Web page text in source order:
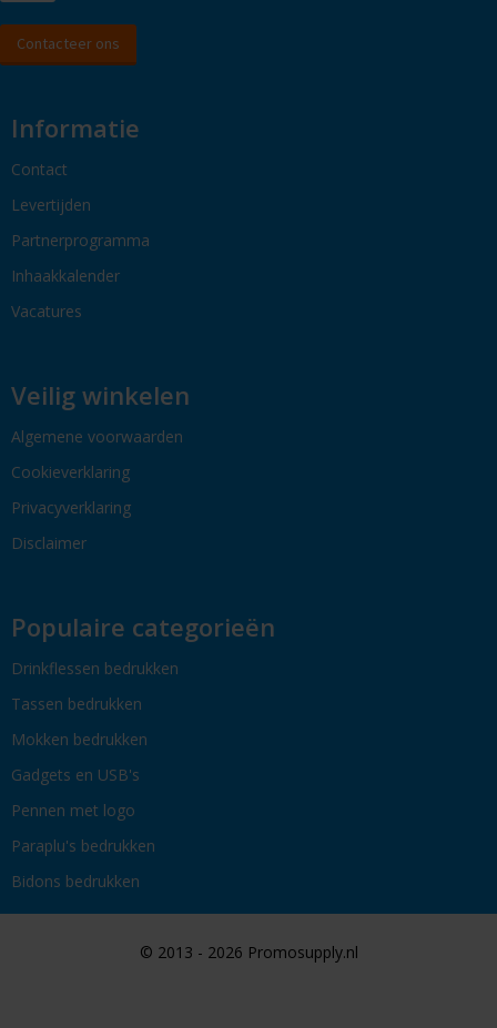
Contacteer ons
Informatie
Contact
Levertijden
Partnerprogramma
Inhaakkalender
Vacatures
Veilig winkelen
Algemene voorwaarden
Cookieverklaring
Privacyverklaring
Disclaimer
Populaire categorieën
Drinkflessen bedrukken
Tassen bedrukken
Mokken bedrukken
Gadgets en USB's
Pennen met logo
Paraplu's bedrukken
Bidons bedrukken
© 2013 - 2026 Promosupply.nl